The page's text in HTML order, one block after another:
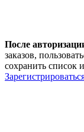
После
заказов,
сохранить список